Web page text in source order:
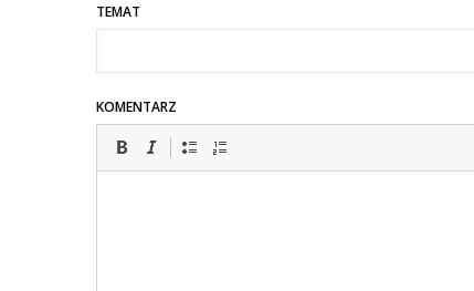
TEMAT
KOMENTARZ